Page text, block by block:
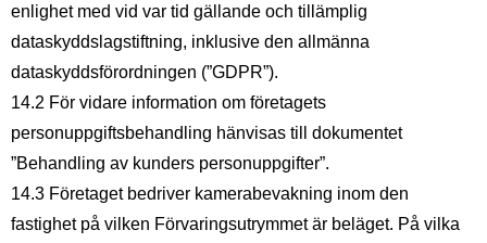
enlighet med vid var tid gällande och tillämplig
dataskyddslagstiftning, inklusive den allmänna
dataskyddsförordningen (”GDPR”).
14.2 För vidare information om företagets
personuppgiftsbehandling hänvisas till dokumentet
”Behandling av kunders personuppgifter”.
14.3 Företaget bedriver kamerabevakning inom den
fastighet på vilken Förvaringsutrymmet är beläget. På vilka